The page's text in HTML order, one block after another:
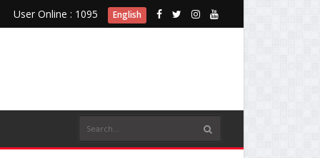
User Online : 1095 English